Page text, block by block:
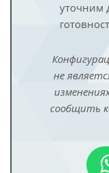
уточним
не
сообщить